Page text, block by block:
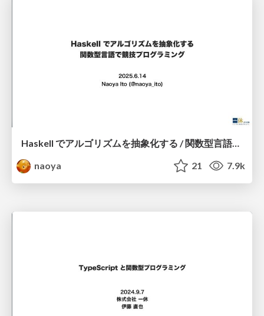
Haskell でアルゴリズムを抽象化する / 関数型言語で競技プログラミング
naoya
21 7.9k